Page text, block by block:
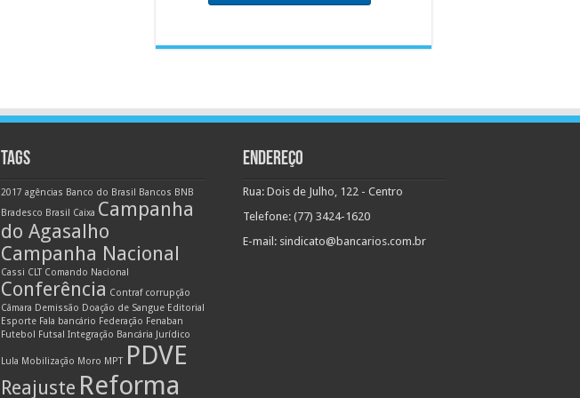
TAGS
2017 agências Banco do Brasil Bancos BNB
Bradesco Brasil Caixa Campanha
do Agasalho
Campanha Nacional
Cassi CLT Comando Nacional
Conferência Contraf corrupção
Câmara Demissão Doação de Sangue Editorial
Esporte Fala bancário Federação Fenaban
Futebol Futsal Integração Bancária Jurídico
Lula Mobilização Moro MPT PDVE
Reajuste Reforma
ENDEREÇO
Rua: Dois de Julho, 122 - Centro
Telefone: (77) 3424-1620
E-mail: sindicato@bancarios.com.br